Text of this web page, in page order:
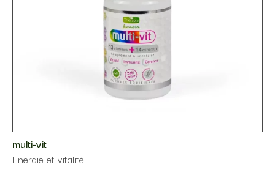
multi-vit
Energie et vitalité